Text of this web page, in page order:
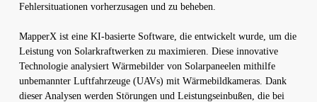
Fehlersituationen vorherzusagen und zu beheben.
MapperX ist eine KI-basierte Software, die entwickelt wurde, um die
Leistung von Solarkraftwerken zu maximieren. Diese innovative
Technologie analysiert Wärmebilder von Solarpaneelen mithilfe
unbemannter Luftfahrzeuge (UAVs) mit Wärmebildkameras. Dank
dieser Analysen werden Störungen und Leistungseinbußen, die bei